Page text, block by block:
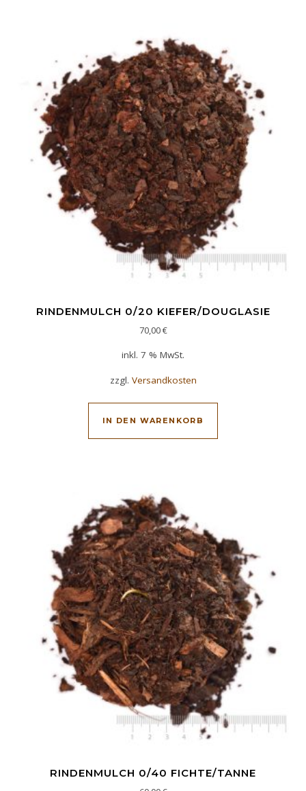
RINDENMULCH 0/20 KIEFER/DOUGLASIE
70,00€
inkl. 7 % MwSt.
zzgl. Versandkosten
IN DEN WARENKORB
RINDENMULCH 0/40 FICHTE/TANNE